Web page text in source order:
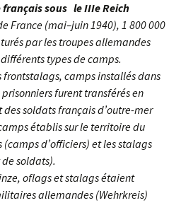
sous le IIIe Reich
France (mai–juin 1940), 1 800 000
par les troupes allemandes
types de camps.
frontstalags, camps installés dans
furent transférés en
soldats français d’outre-mer
établis sur le territoire du
d’officiers) et les stalags
soldats).
oflags et stalags étaient
allemandes (Wehrkreis)